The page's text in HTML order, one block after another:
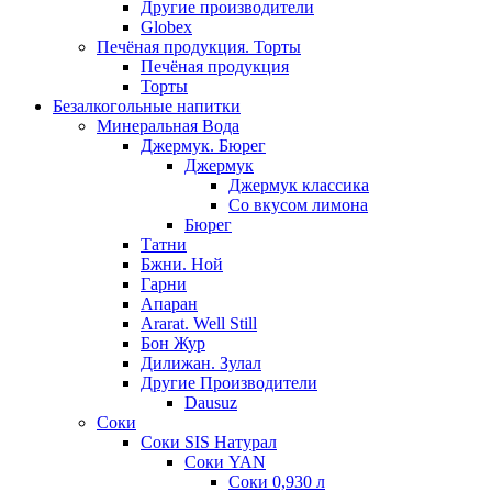
Другие производители
Globex
Печёная продукция. Торты
Печёная продукция
Торты
Безалкогольные напитки
Минеральная Вода
Джермук. Бюрег
Джермук
Джермук классика
Со вкусом лимона
Бюрег
Татни
Бжни. Ной
Гарни
Апаран
Ararat. Well Still
Бон Жур
Дилижан. Зулал
Другие Производители
Dausuz
Соки
Соки SIS Натурал
Соки YAN
Соки 0,930 л